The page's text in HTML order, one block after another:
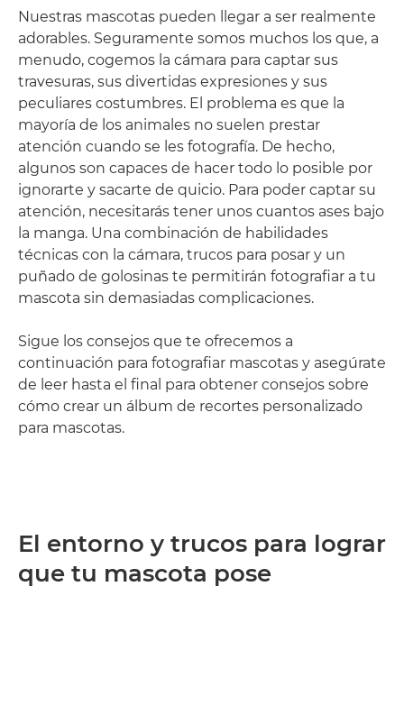
Nuestras mascotas pueden llegar a ser realmente
adorables. Seguramente somos muchos los que, a
menudo, cogemos la cámara para captar sus
travesuras, sus divertidas expresiones y sus
peculiares costumbres. El problema es que la
mayoría de los animales no suelen prestar
atención cuando se les fotografía. De hecho,
algunos son capaces de hacer todo lo posible por
ignorarte y sacarte de quicio. Para poder captar su
atención, necesitarás tener unos cuantos ases bajo
la manga. Una combinación de habilidades
técnicas con la cámara, trucos para posar y un
puñado de golosinas te permitirán fotografiar a tu
mascota sin demasiadas complicaciones.
Sigue los consejos que te ofrecemos a
continuación para fotografiar mascotas y asegúrate
de leer hasta el final para obtener consejos sobre
cómo crear un álbum de recortes personalizado
para mascotas.
El entorno y trucos para lograr
que tu mascota pose